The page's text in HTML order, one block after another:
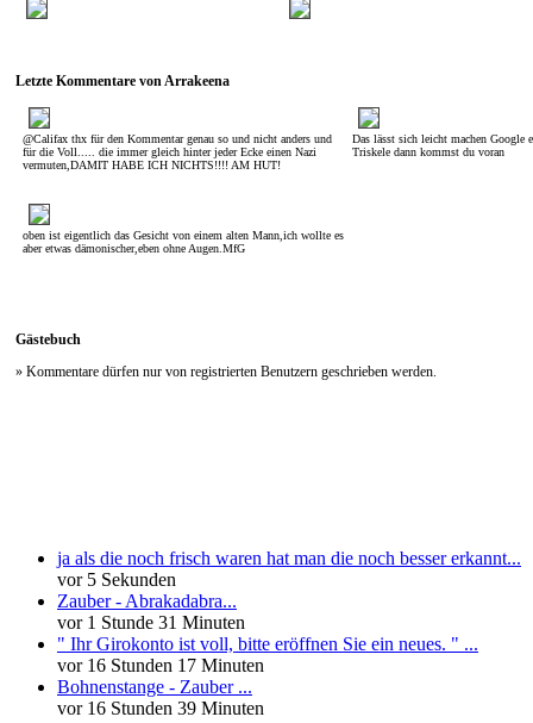
Letzte Kommentare von Arrakeena
@Califax thx für den Kommentar genau so und nicht anders und
für die Voll..... die immer gleich hinter jeder Ecke einen Nazi
vermuten,DAMIT HABE ICH NICHTS!!!! AM HUT!
Das lässt sich leicht machen Google
Triskele dann kommst du voran
oben ist eigentlich das Gesicht von einem alten Mann,ich wollte es
aber etwas dämonischer,eben ohne Augen.MfG
Gästebuch
» Kommentare dürfen nur von registrierten Benutzern geschrieben werden.
ja als die noch frisch waren hat man die noch besser erkannt...
vor 5 Sekunden
Zauber - Abrakadabra...
vor 1 Stunde 31 Minuten
" Ihr Girokonto ist voll, bitte eröffnen Sie ein neues. " ...
vor 16 Stunden 17 Minuten
Bohnenstange - Zauber ...
vor 16 Stunden 39 Minuten